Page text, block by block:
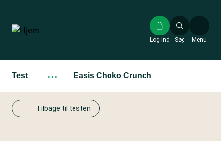
hovedindhold
Søg
Log ind Menu
Test ··· Easis Choko Crunch
Tilbage til testen